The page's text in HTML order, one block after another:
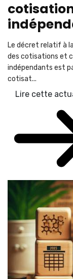
Le décret relatif à
des cotisations et
indépendants est
cotisat...
Lire cette